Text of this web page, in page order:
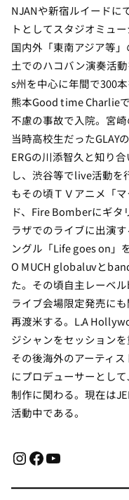
NJANや新宿ルイードに
トとしてスタジオミュ
国内外「東南アジア等
土でのハコバン演奏活
s州を中心に年間で300
熊本Good time Charlie
不慮の事故で入院。宮崎
当時高校生だったGLAY
ERGの川添智久と知り
し、渋谷等でlive活動を
もその頃ＴＶアニメ「
ド、Fire Bomberにギ
ラザでのライブに出演
ングル「Life goes on」
O MUCH globaluvと
た。その頃自主レーベ
ライブ会場限定発売に
再渡米する。L.A
ジシャンをセッションを
その後海外のアーティ
にプロデューサーとし
制作に関わる。現在は
活動中である。
InstagramFacebook YouTube